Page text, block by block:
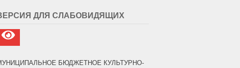
ДЛЯ СЛАБОВИДЯЩИХ
БЮДЖЕТНОЕ КУЛЬТУРНО-